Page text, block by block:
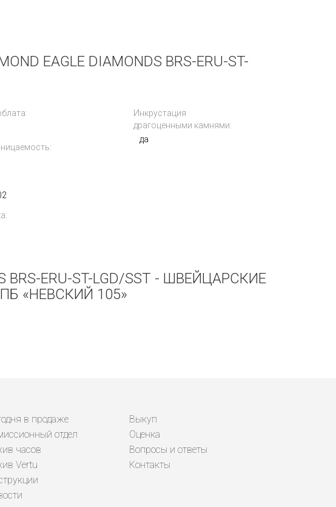
EAGLE DIAMONDS BRS-ERU-ST-
Инкрустация
драгоценными камнями:
да
BRS-ERU-ST-LGD/SST - ШВЕЙЦАРСКИЕ
«НЕВСКИЙ 105»
в продаже
отдел
часов
Vertu
Выкуп
Оценка
Вопросы и ответы
Контакты